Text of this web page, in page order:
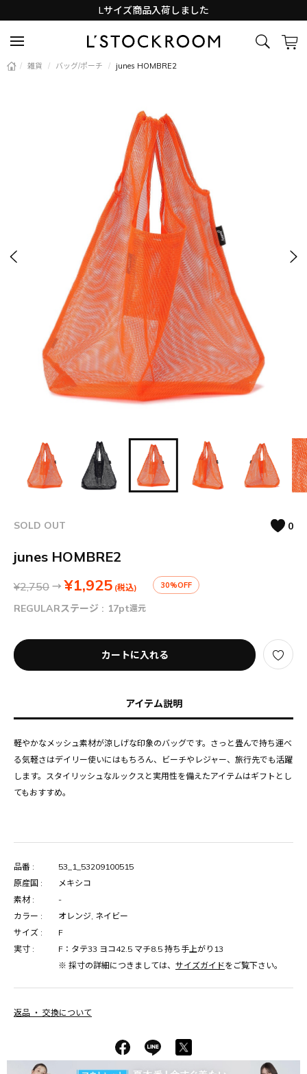
Lサイズ商品入荷しました
/ 雑貨 / バッグ/ポーチ / junes HOMBRE2
SOLD OUT 0
junes HOMBRE2
¥2,750 → ¥1,925 (税込) 30%OFF
REGULARステージ : 17pt還元
カートに入れる
アイテム説明
軽やかなメッシュ素材が涼しげな印象のバッグです。さっと畳んで持ち運べ
る気軽さはデイリー使いにはもちろん、ビーチやレジャー、旅行先でも活躍
します。スタイリッシュなルックスと実用性を備えたアイテムはギフトとし
てもおすすめ。
品番 :
53_1_53209100515
原産国 :
メキシコ
素材 :
-
カラー :
オレンジ, ネイビー
サイズ :
F
実寸 :
F：タテ33 ヨコ42.5 マチ8.5 持ち手上がり13
※ 採寸の詳細につきましては、 サイズガイドをご覧下さい。
返品 ・ 交換について